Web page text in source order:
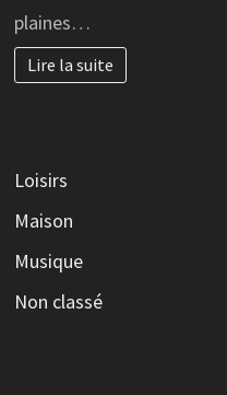
plaines…
Lire la suite
Loisirs
Maison
Musique
Non classé